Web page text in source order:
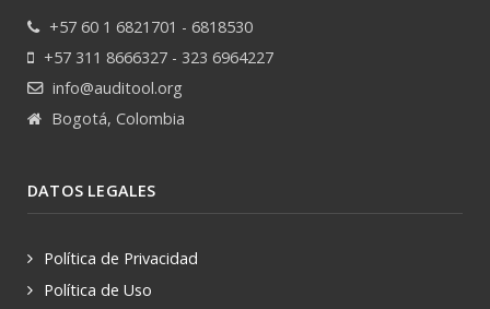
+57 60 1 6821701 - 6818530
+57 311 8666327 - 323 6964227
info@auditool.org
Bogotá, Colombia
DATOS LEGALES
Política de Privacidad
Política de Uso